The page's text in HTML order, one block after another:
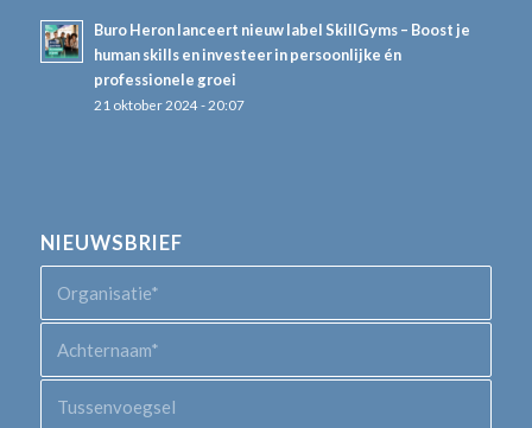
Buro Heron lanceert nieuw label SkillGyms – Boost je
human skills en investeer in persoonlijke én
professionele groei
21 oktober 2024 - 20:07
NIEUWSBRIEF